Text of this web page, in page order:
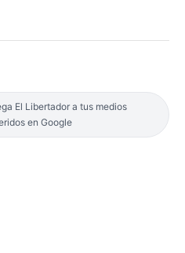
El Libertador a tus medios
en Google